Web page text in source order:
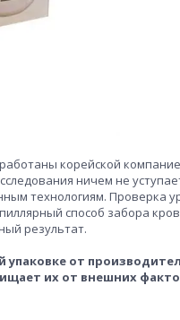
корейской
ничем не
технологиям. Проверка
способ забора
результат.
упаковке от
их от внешних